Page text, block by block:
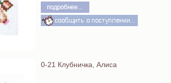
0-21 Клубничка, Алиса